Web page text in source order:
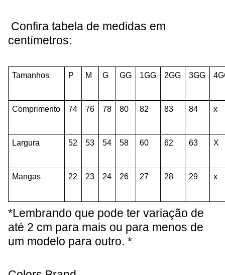
Confira tabela de medidas em
centímetros:
Tamanhos P M G GG 1GG 2GG 3GG
Comprimento 74 76 78 80 82 83 84 x
Largura 52 53 54 58 60 62 63 X
Mangas 22 23 24 26 27 28 29 x
*Lembrando que pode ter variação de
até 2 cm para mais ou para menos de
um modelo para outro. *